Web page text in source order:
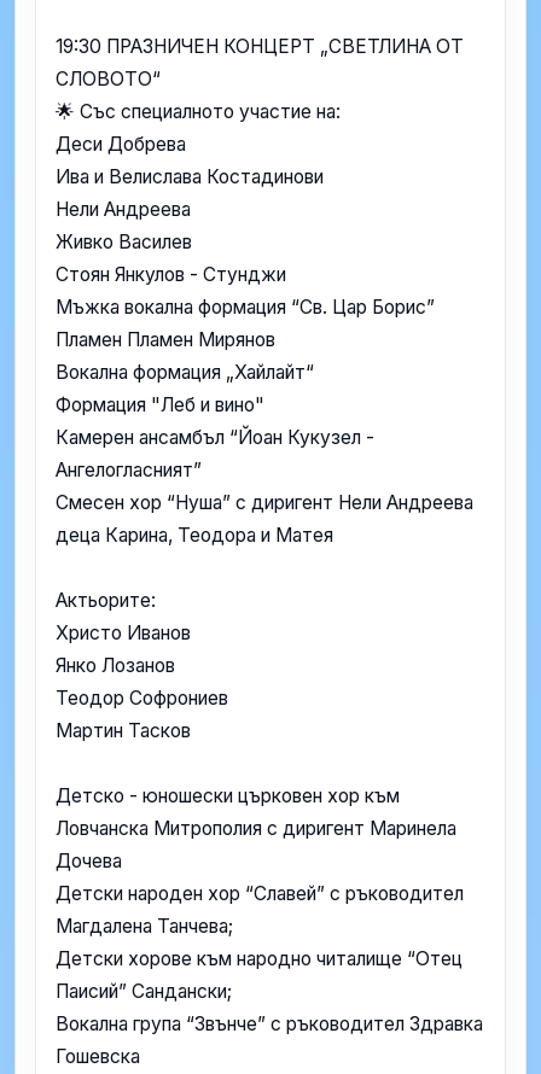
19:30 ПРАЗНИЧЕН КОНЦЕРТ „СВЕТЛИНА ОТ
СЛОВОТО“
🌟 Със специалното участие на:
Деси Добрева
Ива и Велислава Костадинови
Нели Андреева
Живко Василев
Стоян Янкулов - Стунджи
Мъжка вокална формация “Св. Цар Борис”
Пламен Пламен Мирянов
Вокална формация „Хайлайт“
Формация "Леб и вино"
Камерен ансамбъл “Йоан Кукузел -
Ангелогласният”
Смесен хор “Нуша” с диригент Нели Андреева
деца Карина, Теодора и Матея
Актьорите:
Христо Иванов
Янко Лозанов
Теодор Софрониев
Мартин Тасков
Детско - юношески църковен хор към
Ловчанска Митрополия с диригент Маринела
Дочева
Детски народен хор “Славей” с ръководител
Магдалена Танчева;
Детски хорове към народно читалище “Отец
Паисий” Сандански;
Вокална група “Звънче” с ръководител Здравка
Гошевска